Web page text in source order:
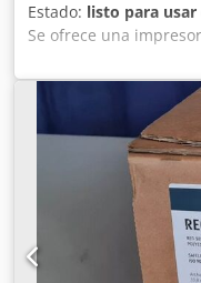
Estado: listo para usar
Se ofrece una
Área máxima de
de aire comprimido: 7-
cortocircuitos: 10 kA,
de curado UV y mesa
3750 kg,
5950 mm/2900 mm/
visita previa acuerdo.